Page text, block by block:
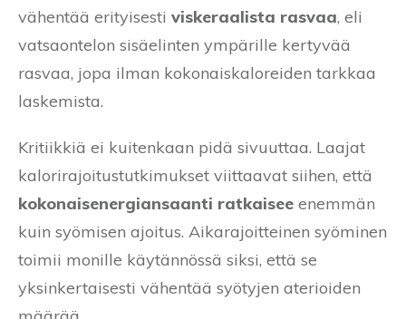
vähentää erityisesti viskeraalista rasvaa, eli
vatsaontelon sisäelinten ympärille kertyvää
rasvaa, jopa ilman kokonaiskaloreiden tarkkaa
laskemista.
Kritiikkiä ei kuitenkaan pidä sivuuttaa. Laajat
kalorirajoitustutkimukset viittaavat siihen, että
kokonaisenergiansaanti ratkaisee enemmän
kuin syömisen ajoitus. Aikarajoitteinen syöminen
toimii monille käytännössä siksi, että se
yksinkertaisesti vähentää syötyjen aterioiden